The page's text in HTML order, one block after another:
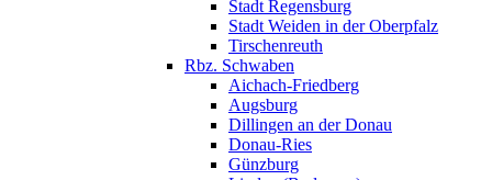
Stadt Regensburg
Stadt Weiden in der Oberpfalz
Tirschenreuth
Rbz. Schwaben
Aichach-Friedberg
Augsburg
Dillingen an der Donau
Donau-Ries
Günzburg